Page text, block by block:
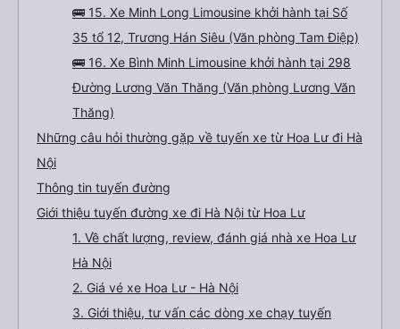
🚌 15. Xe Minh Long Limousine khởi hành tại Số
35 tổ 12, Trương Hán Siêu (Văn phòng Tam Điệp)
🚌 16. Xe Bình Minh Limousine khởi hành tại 298
Đường Lương Văn Thăng (Văn phòng Lương Văn
Thăng)
Những câu hỏi thường gặp về tuyến xe từ Hoa Lư đi Hà
Nội
Thông tin tuyến đường
Giới thiệu tuyến đường xe đi Hà Nội từ Hoa Lư
1. Về chất lượng, review, đánh giá nhà xe Hoa Lư
Hà Nội
2. Giá vé xe Hoa Lư - Hà Nội
3. Giới thiệu, tư vấn các dòng xe chạy tuyến